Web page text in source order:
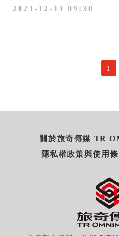
2021-12-10 09:30
1
關於旅奇傳媒 TR
隱私權政策與使用